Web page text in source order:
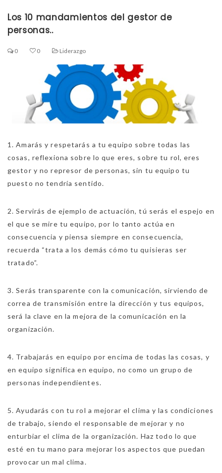
Los 10 mandamientos del gestor de
personas..
0 0 Liderazgo
1. Amarás y respetarás a tu equipo sobre todas las
cosas, reflexiona sobre lo que eres, sobre tu rol, eres
gestor y no represor de personas, sin tu equipo tu
puesto no tendría sentido.
2. Servirás de ejemplo de actuación, tú serás el espejo en
el que se mire tu equipo, por lo tanto actúa en
consecuencia y piensa siempre en consecuencia,
recuerda “trata a los demás cómo tu quisieras ser
tratado”.
3. Serás transparente con la comunicación, sirviendo de
correa de transmisión entre la dirección y tus equipos,
será la clave en la mejora de la comunicación en la
organización.
4. Trabajarás en equipo por encima de todas las cosas, y
en equipo significa en equipo, no como un grupo de
personas independientes.
5. Ayudarás con tu rol a mejorar el clima y las condiciones
de trabajo, siendo el responsable de mejorar y no
enturbiar el clima de la organización. Haz todo lo que
esté en tu mano para mejorar los aspectos que puedan
provocar un mal clima.